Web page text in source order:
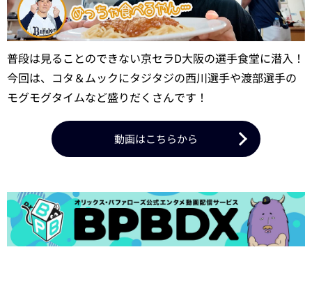
普段は見ることのできない京セラD大阪の選手食堂に潜入！
今回は、コタ＆ムックにタジタジの西川選手や渡部選手の
モグモグタイムなど盛りだくさんです！
動画はこちらから